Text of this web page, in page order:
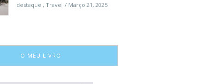
destaque , Travel Março 21, 2025
O MEU LIVRO